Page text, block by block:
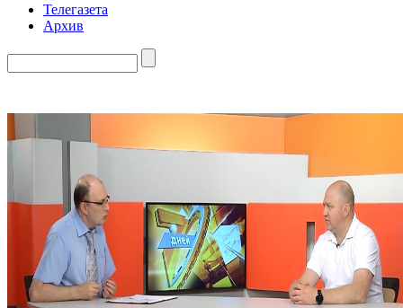
Телегазета
Архив